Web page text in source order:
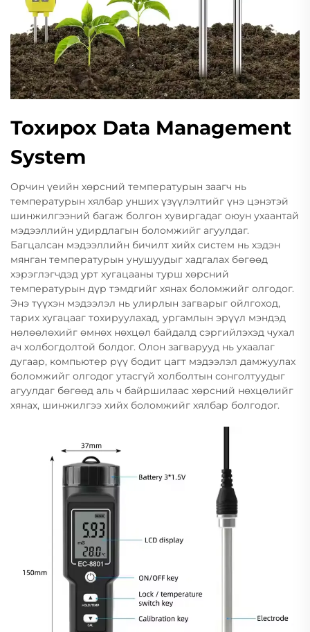
Тохирох Data Management
System
Орчин үеийн хөрсний температурын заагч нь
температурын хялбар унших үзүүлэлтийг үнэ цэнэтэй
шинжилгээний багаж болгон хувиргадаг оюун ухаантай
мэдээллийн удирдлагын боломжийг агуулдаг.
Багцалсан мэдээллийн бичилт хийх систем нь хэдэн
мянган температурын унушуудыг хадгалах бөгөөд
хэрэглэгчдэд урт хугацааны турш хөрсний
температурын дүр тэмдгийг хянах боломжийг олгодог.
Энэ түүхэн мэдээлэл нь улирлын загварыг ойлгоход,
тарих хугацааг тохируулахад, ургамлын эрүүл мэндэд
нөлөөлөхийг өмнөх нөхцөл байдалд сэргийлэхэд чухал
ач холбогдолтой болдог. Олон загварууд нь ухаалаг
дугаар, компьютер рүү бодит цагт мэдээлэл дамжуулах
боломжийг олгодог утасгүй холболтын сонголтуудыг
агуулдаг бөгөөд аль ч байршилаас хөрсний нөхцөлийг
хянах, шинжилгээ хийх боломжийг хялбар болгодог.